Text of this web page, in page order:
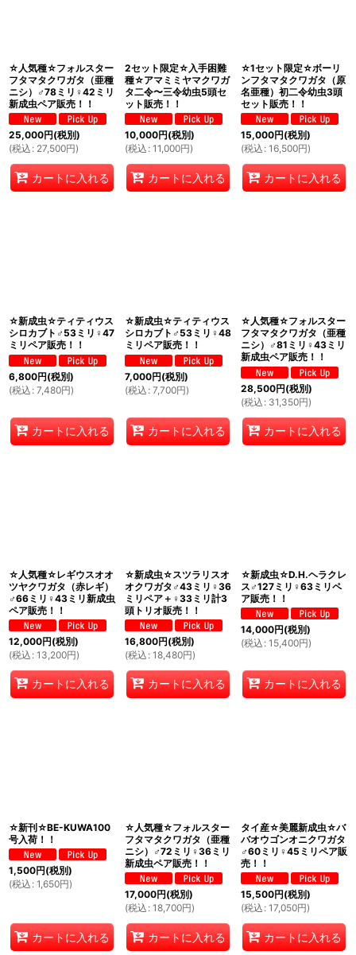
☆人気種☆フォルスター
フタマタクワガタ（亜種
ニシ）♂78ミリ♀42ミリ
新成虫ペア販売！！
25,000円(税別)
(税込 : 27,500円)
カートに入れる
2セット限定☆入手困難
種☆アマミミヤマクワガ
タ二令〜三令幼虫5頭セ
ット販売！！
10,000円(税別)
(税込 : 11,000円)
カートに入れる
☆1セット限定☆ボーリ
ンフタマタクワガタ（原
名亜種）初二令幼虫3頭
セット販売！！
15,000円(税別)
(税込 : 16,500円)
カートに入れる
☆新成虫☆ティティウス
シロカブト♂53ミリ♀47
ミリペア販売！！
6,800円(税別)
(税込 : 7,480円)
カートに入れる
☆新成虫☆ティティウス
シロカブト♂53ミリ♀48
ミリペア販売！！
7,000円(税別)
(税込 : 7,700円)
カートに入れる
☆人気種☆フォルスター
フタマタクワガタ（亜種
ニシ）♂81ミリ♀43ミリ
新成虫ペア販売！！
28,500円(税別)
(税込 : 31,350円)
カートに入れる
☆人気種☆レギウスオオ
ツヤクワガタ（赤レギ）
♂66ミリ♀43ミリ新成虫
ペア販売！！
12,000円(税別)
(税込 : 13,200円)
カートに入れる
☆新成虫☆スツラリスオ
オクワガタ♂43ミリ♀36
ミリペア＋♀33ミリ計3
頭トリオ販売！！
16,800円(税別)
(税込 : 18,480円)
カートに入れる
☆新成虫☆D.H.ヘラクレ
ス♂127ミリ♀63ミリペ
ア販売！！
14,000円(税別)
(税込 : 15,400円)
カートに入れる
☆新刊☆BE-KUWA100
号入荷！！
1,500円(税別)
(税込 : 1,650円)
カートに入れる
☆人気種☆フォルスター
フタマタクワガタ（亜種
ニシ）♂72ミリ♀36ミリ
新成虫ペア販売！！
17,000円(税別)
(税込 : 18,700円)
カートに入れる
タイ産☆美麗新成虫☆バ
バオウゴンオニクワガタ
♂60ミリ♀45ミリペア販
売！！
15,500円(税別)
(税込 : 17,050円)
カートに入れる